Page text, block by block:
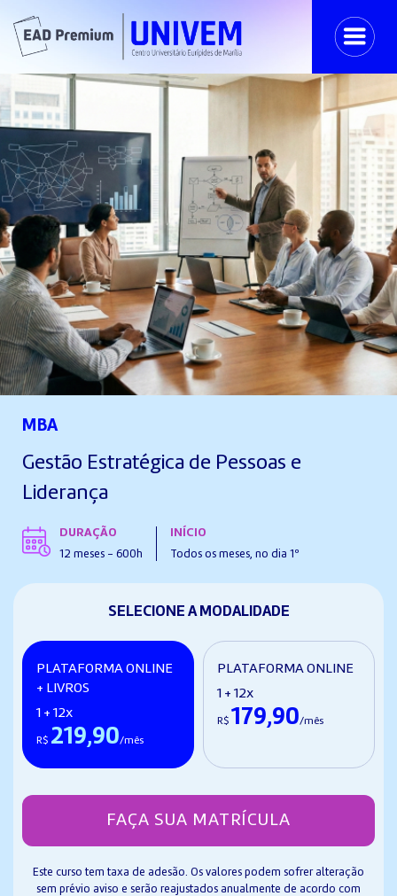
MBA
Gestão Estratégica de Pessoas e
Liderança
DURAÇÃO
12 meses - 600h
INÍCIO
Todos os meses, no dia 1º
SELECIONE A MODALIDADE
PLATAFORMA ONLINE
+ LIVROS
1 + 12x
R$ 219,90/mês
PLATAFORMA ONLINE
1 + 12x
R$ 179,90/mês
FAÇA SUA MATRÍCULA
Este curso tem taxa de adesão. Os valores podem sofrer alteração
sem prévio aviso e serão reajustados anualmente de acordo com